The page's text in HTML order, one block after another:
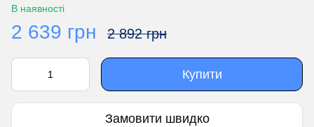
В наявності
2 639 грн 2 892 грн
Купити
Замовити швидко